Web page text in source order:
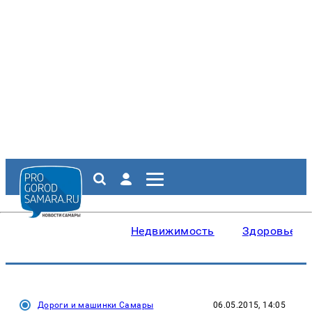
Недвижимость Здоровье
Дороги и машинки Самары 06.05.2015, 14:05